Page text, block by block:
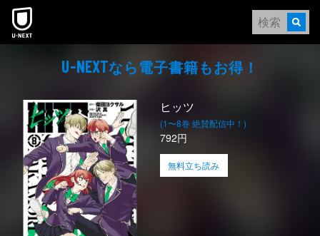
本文へスキップ
U-NEXTなら電⼦書籍もお得！
ヒッツ
(1〜8巻 絶賛配信中！)
792円
無料立ち読み